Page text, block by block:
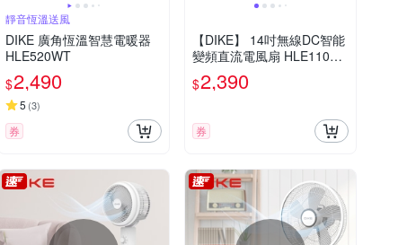
靜音恆溫送風
DIKE 廣角恆溫智慧電暖器
HLE520WT
$2,490
5 (3)
券
【DIKE】 14吋無線DC智能
變頻直流電風扇 HLE110W
$2,390
券